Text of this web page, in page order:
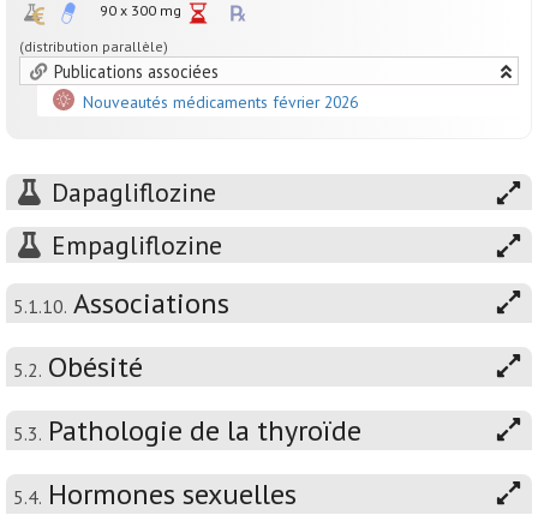
90 x 300 mg
(distribution parallèle)
Publications associées
Nouveautés médicaments février 2026
Dapagliflozine
Empagliflozine
5.1.10. Associations
5.2. Obésité
5.3. Pathologie de la thyroïde
5.4. Hormones sexuelles